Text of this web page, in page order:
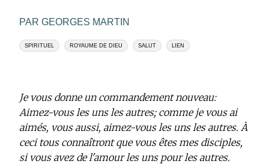
PAR GEORGES MARTIN
SPIRITUEL ROYAUME DE DIEU SALUT LIEN
Je vous donne un commandement nouveau:
Aimez-vous les uns les autres; comme je vous ai
aimés, vous aussi, aimez-vous les uns les autres. À
ceci tous connaîtront que vous êtes mes disciples,
si vous avez de l'amour les uns pour les autres.